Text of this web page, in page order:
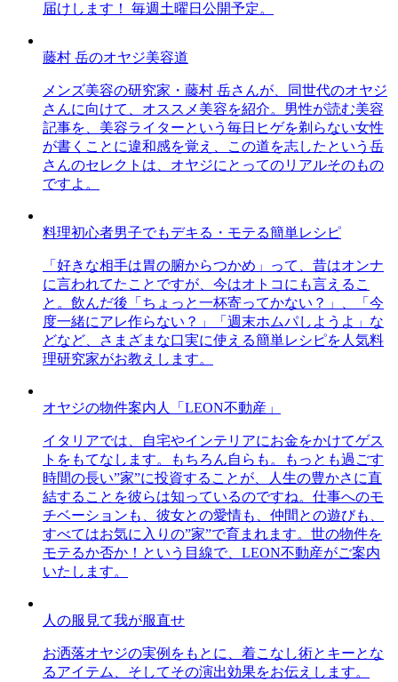
届けします！ 毎週土曜日公開予定。
藤村 岳のオヤジ美容道
メンズ美容の研究家・藤村 岳さんが、同世代のオヤジ
さんに向けて、オススメ美容を紹介。男性が読む美容
記事を、美容ライターという毎日ヒゲを剃らない女性
が書くことに違和感を覚え、この道を志したという岳
さんのセレクトは、オヤジにとってのリアルそのもの
ですよ。
料理初心者男子でもデキる・モテる簡単レシピ
「好きな相手は胃の腑からつかめ」って、昔はオンナ
に言われてたことですが、今はオトコにも言えるこ
と。飲んだ後「ちょっと一杯寄ってかない？」、「今
度一緒にアレ作らない？」「週末ホムパしようよ」な
どなど、さまざまな口実に使える簡単レシピを人気料
理研究家がお教えします。
オヤジの物件案内人「LEON不動産」
イタリアでは、自宅やインテリアにお金をかけてゲス
トをもてなします。もちろん自らも。もっとも過ごす
時間の長い”家”に投資することが、人生の豊かさに直
結することを彼らは知っているのですね。仕事へのモ
チベーションも、彼女との愛情も、仲間との遊びも、
すべてはお気に入りの”家”で育まれます。世の物件を
モテるか否か！という目線で、LEON不動産がご案内
いたします。
人の服見て我が服直せ
お洒落オヤジの実例をもとに、着こなし術とキーとな
るアイテム、そしてその演出効果をお伝えします。